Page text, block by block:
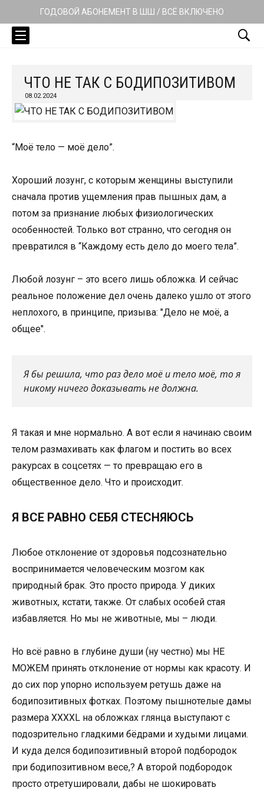
ГОДОВОЙ АБОНЕМЕНТ В ШШ / ВСЁ ВКЛЮЧЕНО
ЧТО НЕ ТАК С БОДИПОЗИТИВОМ
08.02.2024
“Моё тело — моё дело”.
Хороший лозунг, с которым женщины выступили
сначала против ущемления прав пышных дам, а
потом за признание любых физиологических
особенностей. Только вот странно, что сегодня он
превратился в “Каждому есть дело до моего тела”.
Любой лозунг – это всего лишь обложка. И сейчас
реальное положение дел очень далеко ушло от этого
неплохого, в принципе, призыва: "Дело не моё, а
общее".
Я бы решила, что раз дело моё и тело моё, то я
никому ничего доказывать не должна.
Я такая и мне нормально. А вот если я начинаю своим
телом размахивать как флагом и постить во всех
ракурсах в соцсетях — то превращаю его в
общественное дело. Что и происходит.
Я ВСЕ РАВНО СЕБЯ СТЕСНЯЮСЬ
Любое отклонение от здоровья подсознательно
воспринимается человеческим мозгом как
природный брак. Это просто природа. У диких
животных, кстати, также. От слабых особей стая
избавляется. Но мы не животные, мы – люди.
Но всё равно в глубине души (ну честно) мы НЕ
МОЖЕМ принять отклонение от нормы как красоту. И
до сих пор упорно используем ретушь даже на
бодипозитивных фотках. Поэтому пышнотелые дамы
размера XXXXL на обложках глянца выступают с
подозрительно гладкими бёдрами и худыми лицами.
И куда делся бодипозитивный второй подбородок
при бодипозитивном весе,? А второй подбородок
просто отретушировали, дабы не шокировать